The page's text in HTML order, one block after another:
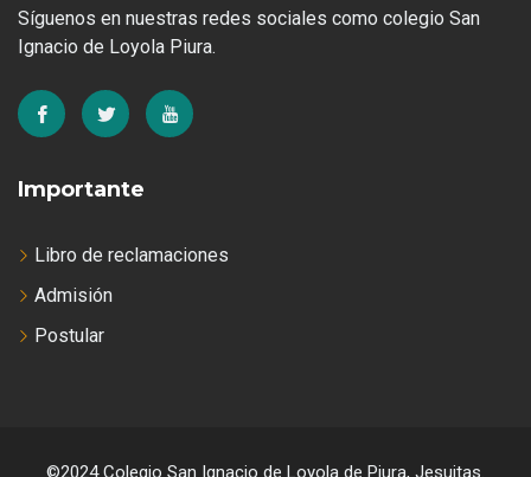
Síguenos en nuestras redes sociales como colegio San
Ignacio de Loyola Piura.
Importante
Libro de reclamaciones
Admisión
Postular
©2024 Colegio San Ignacio de Loyola de Piura, Jesuitas.